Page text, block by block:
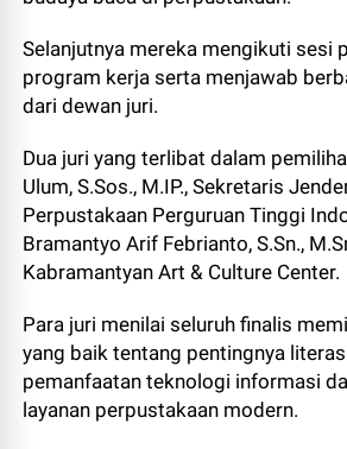
Selanjutnya mereka mengikuti sesi
program kerja serta menjawab
dari dewan juri.
Dua juri yang terlibat dalam
Ulum, S.Sos., M.IP., Sekretaris
Perpustakaan Perguruan Tinggi
Bramantyo Arif Febrianto, S.Sn.,
Kabramantyan Art & Culture Center.
Para juri menilai seluruh finalis
yang baik tentang pentingnya
pemanfaatan teknologi informasi
layanan perpustakaan modern.